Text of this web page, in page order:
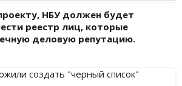
НБУ должен будет
реестр лиц, которые
деловую репутацию.